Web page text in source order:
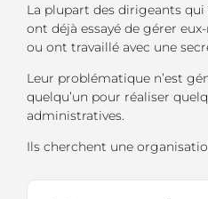
La plupart des dirigeants
ont déjà essayé de gérer
ou ont travaillé avec une
Leur problématique n’est
quelqu’un pour réaliser
administratives.
Ils cherchent une